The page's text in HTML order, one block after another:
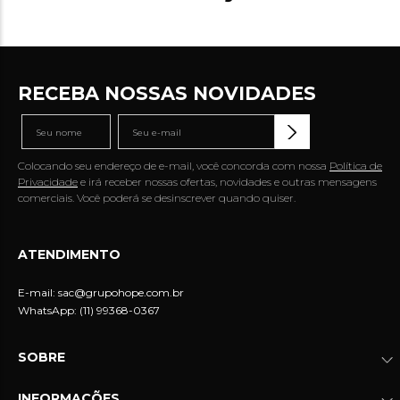
RECEBA NOSSAS NOVIDADES
Colocando seu endereço de e-mail, você concorda com nossa Política de
Privacidade e irá receber nossas ofertas, novidades e outras mensagens
comerciais. Você poderá se desinscrever quando quiser.
ATENDIMENTO
E-mail: sac@grupohope.com.br
WhatsApp: (11) 99368-0367
SOBRE